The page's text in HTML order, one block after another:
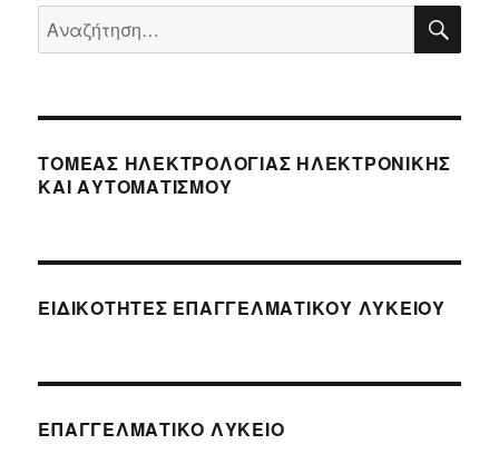
Αναζήτηση
για:
ΤΟΜΈΑΣ ΗΛΕΚΤΡΟΛΟΓΊΑΣ ΗΛΕΚΤΡΟΝΙΚΉΣ
ΚΑΙ ΑΥΤΟΜΑΤΙΣΜΟΎ
ΕΙΔΙΚΌΤΗΤΕΣ ΕΠΑΓΓΕΛΜΑΤΙΚΟΎ ΛΥΚΕΊΟΥ
ΕΠΑΓΓΕΛΜΑΤΙΚΌ ΛΎΚΕΙΟ